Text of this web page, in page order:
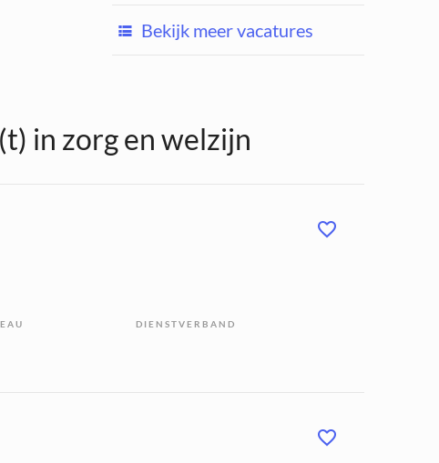
Bekijk meer vacatures
in zorg en welzijn
DIENSTVERBAND